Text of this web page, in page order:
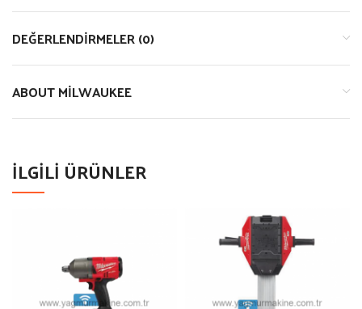
DEĞERLENDIRMELER (0)
ABOUT MILWAUKEE
İLGILI ÜRÜNLER